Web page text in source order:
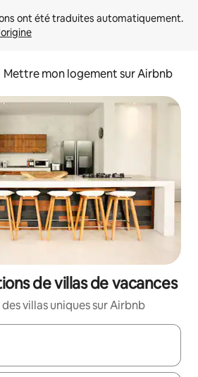
Mettre mon logement sur Airbnb
de villas de vacances
villas uniques sur Airbnb
s'affichent, utilisez les flèches vers le